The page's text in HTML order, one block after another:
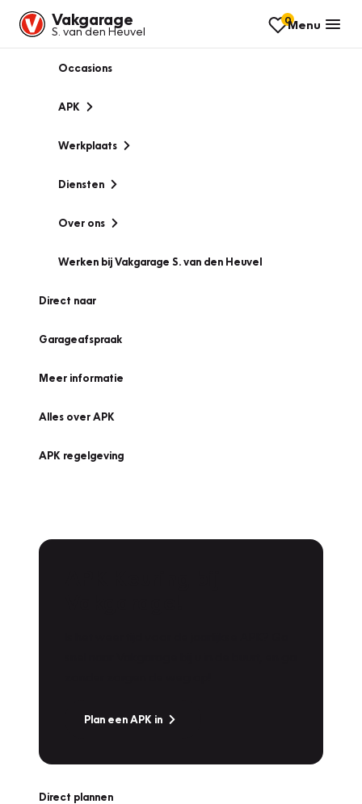
Vakgarage
S. van den Heuvel
0Menu
Occasions
APK
Werkplaats
Diensten
Over ons
Werken bij Vakgarage S. van den Heuvel
Direct naar
Garageafspraak
Meer informatie
Alles over APK
APK regelgeving
Plan een APK in
Direct plannen